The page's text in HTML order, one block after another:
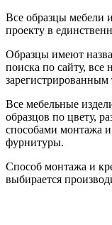
Все образцы мебели
проекту в
Образцы имеют
поиска по сайту, все
Все мебельные
образцов по цвету,
способами монтажа
фурнитуры.
Способ монтажа и
выбирается